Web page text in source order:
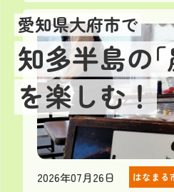
愛知県大府市で
知多半島の｢
を楽しむ！
2026年07月26日 はなまる